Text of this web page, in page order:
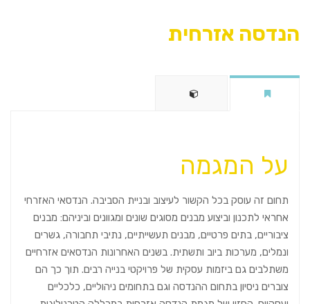
הנדסה אזרחית
על המגמה
תחום זה עוסק בכל הקשור לעיצוב ובניית הסביבה. הנדסאי האזרחי
אחראי לתכנון וביצוע מבנים מסוגים שונים ומגוונים וביניהם: מבנים
ציבוריים, בתים פרטיים, מבנים תעשייתיים, נתיבי תחבורה, גשרים
ונמלים, מערכות ביוב ותשתית. בשנים האחרונות הנדסאים אזרחיים
משתלבים גם ביזמות עסקית של פרויקטי בנייה רבים. תוך כך הם
צוברים ניסיון בתחום ההנדסה וגם בתחומים ניהוליים, כלכליים